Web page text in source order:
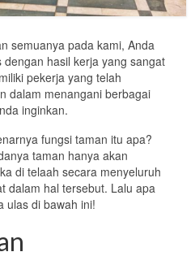
semuanya pada kami, Anda
hasil kerja yang sangat
pekerja yang telah
dalam menangani berbagai
inginkan.
fungsi taman itu apa?
taman hanya akan
di telaah secara menyeluruh
dalam hal tersebut. Lalu apa
ulas di bawah ini!